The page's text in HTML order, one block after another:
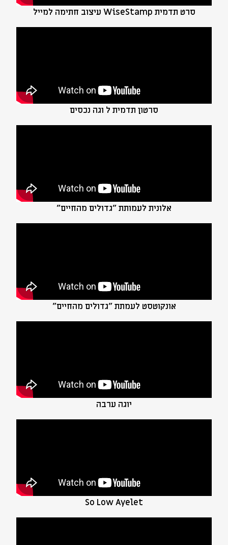
סרט תדמית WiseStamp עיצוב חתימה למייל
סרטון תדמית ל וגה נכסים
אלונית לעמותת "גדולים מהחיים"
אונקוטסט לעמתת "גדולים מהחיים"
יוגה ערבה
So Low Ayelet